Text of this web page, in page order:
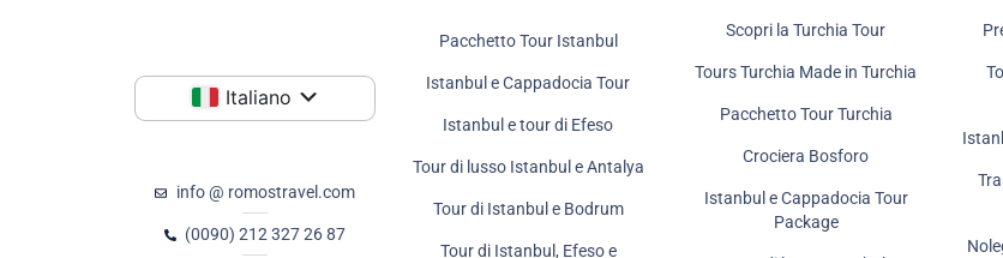
Italiano
info @ romostravel.com
(0090) 212 327 26 87
Pacchetto Tour Istanbul
Istanbul e Cappadocia Tour
Istanbul e tour di Efeso
Tour di lusso Istanbul e Antalya
Tour di Istanbul e Bodrum
Tour di Istanbul, Efeso e
Scopri la Turchia Tour
Tours Turchia Made in Turchia
Pacchetto Tour Turchia
Crociera Bosforo
Istanbul e Cappadocia Tour
Package